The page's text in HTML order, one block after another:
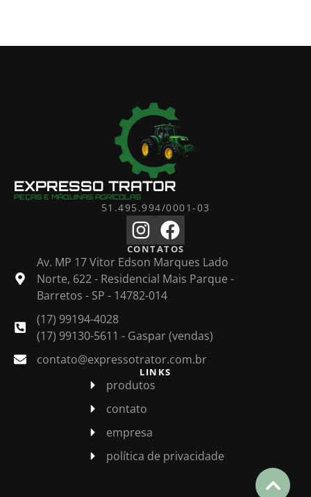
EXPRESSO TRATOR
PEÇAS E MÁQUINAS AGRÍCOLAS
51.495.994/0001-03
CONTATOS
Av. MP 17 Vitor Edson Marques Lado
Norte, 622 - Residencial Mais Parque -
Barretos - SP - 14782-014
(17) 99194-4028
(17) 99130-5611 - Gaspar (vendas)
contato@expressotrator.com.br
LINKS
produtos
contato
empresa
política de privacidade